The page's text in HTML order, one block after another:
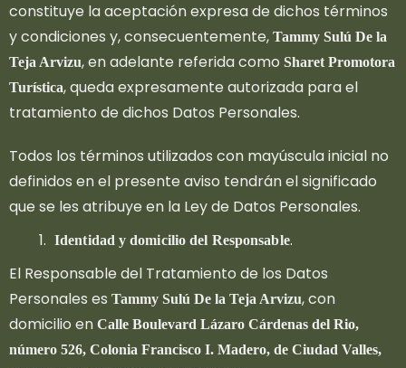
constituye la aceptación expresa de dichos términos
y condiciones y, consecuentemente, Tammy Sulú De la
Teja Arvizu, en adelante referida como Sharet Promotora
Turística, queda expresamente autorizada para el
tratamiento de dichos Datos Personales.
Todos los términos utilizados con mayúscula inicial no
definidos en el presente aviso tendrán el significado
que se les atribuye en la Ley de Datos Personales.
Identidad y domicilio del Responsable.
El Responsable del Tratamiento de los Datos
Personales es Tammy Sulú De la Teja Arvizu, con
domicilio en Calle Boulevard Lázaro Cárdenas del Rio,
número 526, Colonia Francisco I. Madero, de Ciudad Valles,